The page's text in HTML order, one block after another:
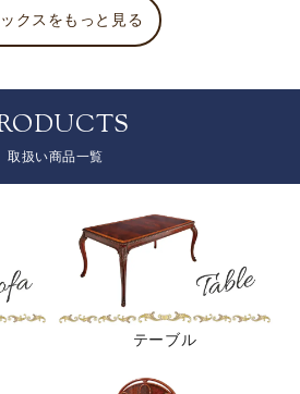
ックスをもっと見る
取扱い商品一覧
テーブル